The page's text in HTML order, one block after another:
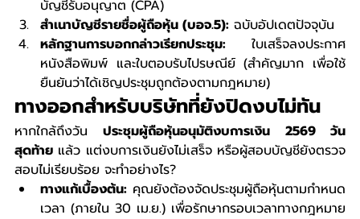
บัญชีรับอนุญาต (CPA)
สำเนาบัญชีรายชื่อผู้ถือหุ้น (บอจ.5): ฉบับอัปเดตปัจจุบัน
หลักฐานการบอกกล่าวเรียกประชุม: ใบเสร็จลงประกาศ
หนังสือพิมพ์ และใบตอบรับไปรษณีย์ (สำคัญมาก เพื่อใช้
ยืนยันว่าได้เชิญประชุมถูกต้องตามกฎหมาย)
ทางออกสำหรับบริษัทที่ยังปิดงบไม่ทัน
หากใกล้ถึงวัน ประชุมผู้ถือหุ้นอนุมัติงบการเงิน 2569 วัน
สุดท้าย แล้ว แต่งบการเงินยังไม่เสร็จ หรือผู้สอบบัญชียังตรวจ
สอบไม่เรียบร้อย จะทำอย่างไร?
ทางแก้เบื้องต้น: คุณยังต้องจัดประชุมผู้ถือหุ้นตามกำหนด
เวลา (ภายใน 30 เม.ย.) เพื่อรักษากรอบเวลาทางกฎหมาย